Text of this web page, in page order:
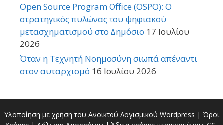
Open Source Program Office (OSPO): Ο
στρατηγικός πυλώνας του ψηφιακού
μετασχηματισμού στο Δημόσιο 17 Ιουλίου
2026
Όταν η Τεχνητή Νοημοσύνη σιωπά απέναντι
στον αυταρχισμό 16 Ιουλίου 2026
Υλοποίηση με χρήση του Ανοικτού Λογισμικού Wordpress | Όροι